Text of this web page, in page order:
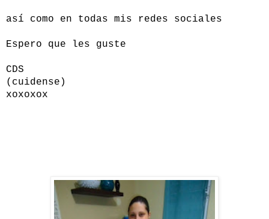
así como en todas mis redes sociales
Espero que les guste
CDS
(cuidense)
xoxoxox